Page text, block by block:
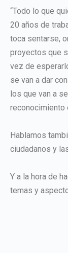
“Todo lo que
20 años de
toca sentarse,
proyectos que
vez de
se van a dar
los que van a
reconocimiento
Hablamos
ciudadanos y
Y a la hora de
temas y